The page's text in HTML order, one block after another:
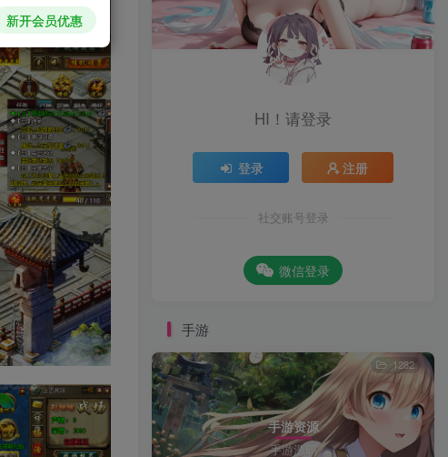
HI！请登录
登录 注册
社交账号登录
微信登录
手游
手游资源
手游源码
1282
新开会员优惠